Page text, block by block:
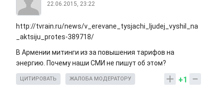
22.06.2015, 23:22
http://tvrain.ru/news/v_erevane_tysjachi_ljudej_vyshil_na
_aktsiju_protes-389718/
В Армении митинги из за повышения тарифов на
энергию. Почему наши СМИ не пишут об этом?
+1
ЦИТИРОВАТЬ ЖАЛОБА МОДЕРАТОРУ